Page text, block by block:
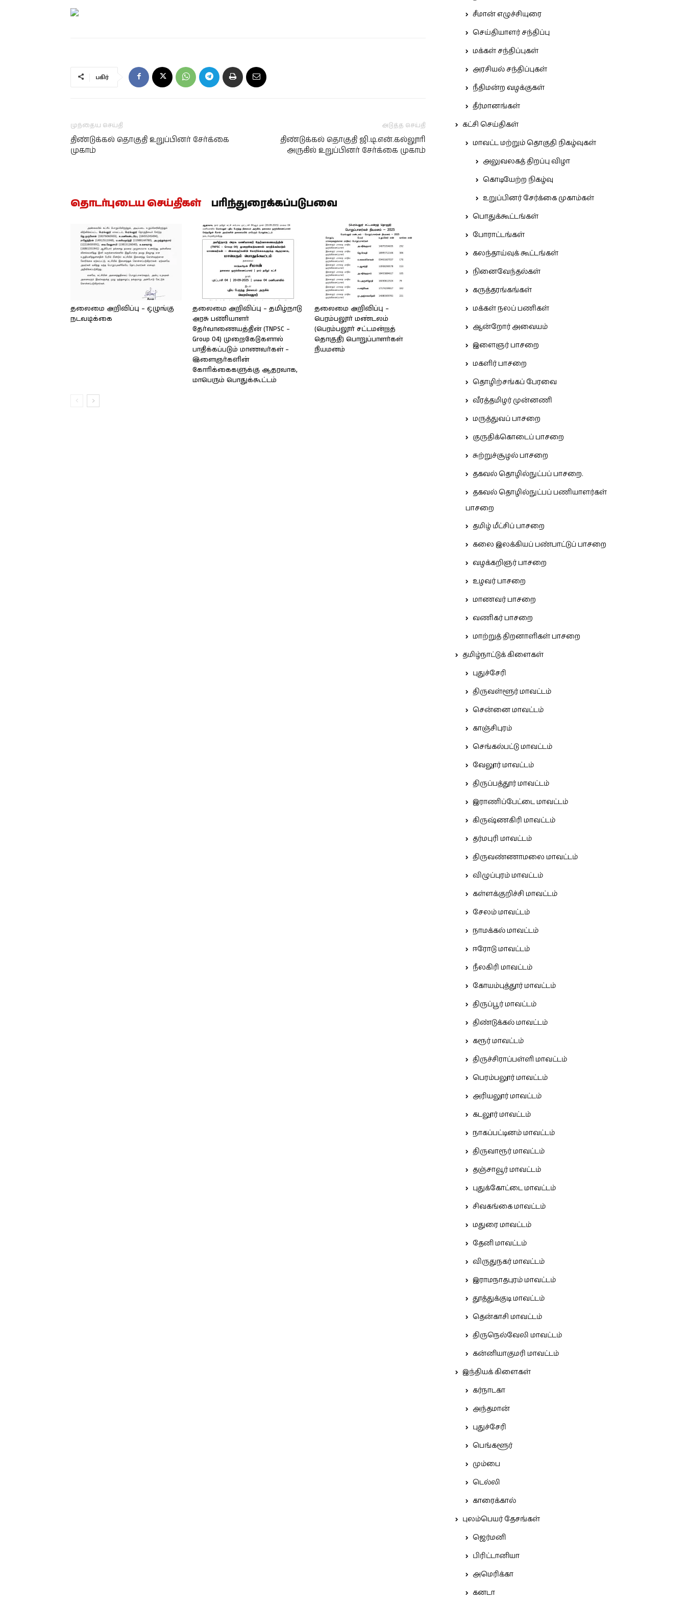
பகிர்
முந்தைய செய்தி
திண்டுக்கல் தொகுதி உறுப்பினர் சேர்க்கை
முகாம்
அடுத்த செய்தி
திண்டுக்கல் தொகுதி ஜி.டி.என்.கல்லூரி
அருகில் உறுப்பினர் சேர்க்கை முகாம்
தொடர்புடைய செய்திகள் பரிந்துரைக்கப்படுபவை
தலைமை அறிவிப்பு – ஒழுங்கு
நடவடிக்கை
தலைமை அறிவிப்பு – தமிழ்நாடு
அரசு பணியாளர்
தேர்வாணையத்தின் (TNPSC –
Group 04) முறைகேடுகளால்
பாதிக்கப்படும் மாணவர்கள் –
இளைஞர்களின்
கோரிக்கைகளுக்கு ஆதரவாக,
மாபெரும் பொதுக்கூட்டம்
தலைமை அறிவிப்பு –
பெரம்பலூர் மண்டலம்
(பெரம்பலூர் சட்டமன்றத்
தொகுதி) பொறுப்பாளர்கள்
நியமனம்
சீமான் எழுச்சியுரை
செய்தியாளர் சந்திப்பு
மக்கள் சந்திப்புகள்
அரசியல் சந்திப்புகள்
நீதிமன்ற வழக்குகள்
தீர்மானங்கள்
கட்சி செய்திகள்
மாவட்ட மற்றும் தொகுதி நிகழ்வுகள்
அலுவலகத் திறப்பு விழா
கொடியேற்ற நிகழ்வு
உறுப்பினர் சேர்க்கை முகாம்கள்
பொதுக்கூட்டங்கள்
போராட்டங்கள்
கலந்தாய்வுக் கூட்டங்கள்
நினைவேந்தல்கள்
கருத்தரங்கங்கள்
மக்கள் நலப் பணிகள்
ஆன்றோர் அவையம்
இளைஞர் பாசறை
மகளிர் பாசறை
தொழிற்சங்கப் பேரவை
வீரத்தமிழர் முன்னணி
மருத்துவப் பாசறை
குருதிக்கொடைப் பாசறை
சுற்றுச்சூழல் பாசறை
தகவல் தொழில்நுட்பப் பாசறை.
தகவல் தொழில்நுட்பப் பணியாளர்கள்
பாசறை
தமிழ் மீட்சிப் பாசறை
கலை இலக்கியப் பண்பாட்டுப் பாசறை
வழக்கறிஞர் பாசறை
உழவர் பாசறை
மாணவர் பாசறை
வணிகர் பாசறை
மாற்றுத் திறனாளிகள் பாசறை
தமிழ்நாட்டுக் கிளைகள்
புதுச்சேரி
திருவள்ளூர் மாவட்டம்
சென்னை மாவட்டம்
காஞ்சிபுரம்
செங்கல்பட்டு மாவட்டம்
வேலூர் மாவட்டம்
திருப்பத்தூர் மாவட்டம்
இராணிப்பேட்டை மாவட்டம்
கிருஷ்ணகிரி மாவட்டம்
தர்மபுரி மாவட்டம்
திருவண்ணாமலை மாவட்டம்
விழுப்புரம் மாவட்டம்
கள்ளக்குறிச்சி மாவட்டம்
சேலம் மாவட்டம்
நாமக்கல் மாவட்டம்
ஈரோடு மாவட்டம்
நீலகிரி மாவட்டம்
கோயம்புத்தூர் மாவட்டம்
திருப்பூர் மாவட்டம்
திண்டுக்கல் மாவட்டம்
கரூர் மாவட்டம்
திருச்சிராப்பள்ளி மாவட்டம்
பெரம்பலூர் மாவட்டம்
அரியலூர் மாவட்டம்
கடலூர் மாவட்டம்
நாகப்பட்டினம் மாவட்டம்
திருவாரூர் மாவட்டம்
தஞ்சாவூர் மாவட்டம்
புதுக்கோட்டை மாவட்டம்
சிவகங்கை மாவட்டம்
மதுரை மாவட்டம்
தேனி மாவட்டம்
விருதுநகர் மாவட்டம்
இராமநாதபுரம் மாவட்டம்
தூத்துக்குடி மாவட்டம்
தென்காசி மாவட்டம்
திருநெல்வேலி மாவட்டம்
கன்னியாகுமரி மாவட்டம்
இந்தியக் கிளைகள்
கர்நாடகா
அந்தமான்
புதுச்சேரி
பெங்களூர்
மும்பை
டெல்லி
காரைக்கால்
புலம்பெயர் தேசங்கள்
ஜெர்மனி
பிரிட்டானியா
அமெரிக்கா
கனடா